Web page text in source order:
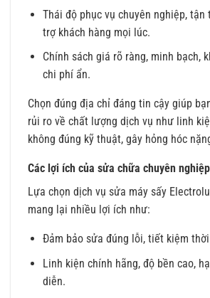
Thái độ phục vụ chuyên nghiệp, tận
trợ khách hàng mọi lúc.
Chính sách giá rõ ràng, minh bạch,
chi phí ẩn.
Chọn đúng địa chỉ đáng tin cậy giúp
rủi ro về chất lượng dịch vụ như linh
không đúng kỹ thuật, gây hỏng hóc
Các lợi ích của sửa chữa chuyên nghiệp
Lựa chọn dịch vụ sửa máy sấy
mang lại nhiều lợi ích như:
Đảm bảo sửa đúng lỗi, tiết kiệm
Linh kiện chính hãng, độ bền cao,
diễn.